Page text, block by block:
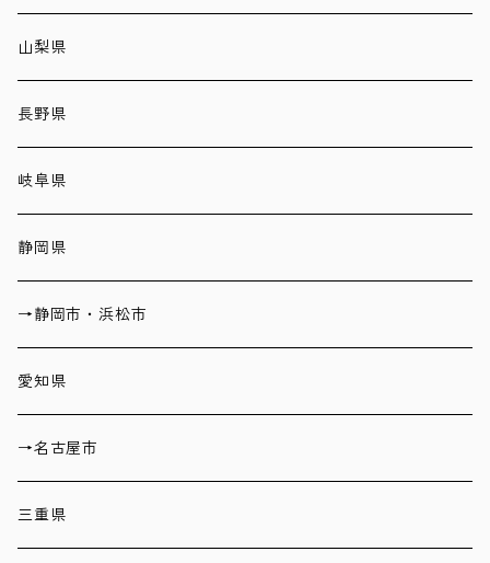
山梨県
長野県
岐阜県
静岡県
→静岡市・浜松市
愛知県
→名古屋市
三重県